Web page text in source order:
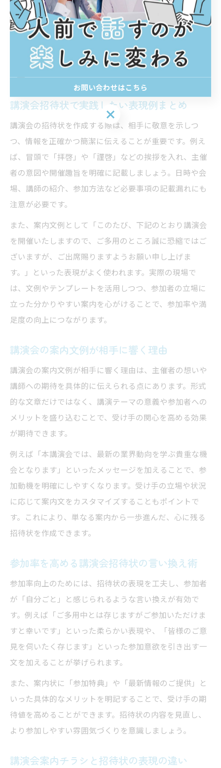
参加率や満足度の向上につながります。
伝わる講演会招待状の表現例に注
目
講演会招待状で実践したい表現例まとめ
講演会の招待状を作成する際は、相手に敬意を示しつ
つ、情報を正確かつ簡潔に伝えることが重要です。例え
ば、冒頭で「拝啓」や「謹啓」などの挨拶を入れ、主催
者の意図や開催趣旨を明確に記載しましょう。日時や会
場、講師の紹介、参加方法など必要事項の記載漏れにも
注意が必要です。
また、案内文例として「このたび、下記のとおり講演会
を開催いたしますので、ご多用のところ誠に恐縮ではご
ざいますが、ご出席賜りますようお願い申し上げま
す。」といった表現がよく使われます。実際の現場で
は、文例やテンプレートを活用しつつ、参加者の立場に
立った分かりやすい案内を心がけることで、参加率や満
足度の向上につながります。
講演会の案内文例が相手に響く理由
講演会の案内文例が相手に響く理由は、主催者の想いや
講師への期待を具体的に伝えられる点にあります。形式
的な文章だけではなく、講演テーマの意義や参加者への
メリットを盛り込むことで、受け手の関心を高める効果
が期待できます。
例えば「本講演会では、最新の業界動向を学ぶ貴重な機
会となります」といったメッセージを加えることで、参
加動機を明確にしやすくなります。受け手の立場や状況
に応じて案内文をカスタマイズすることもポイントで
す。これにより、単なる案内から一歩進んだ、心に残る
招待状を作成できます。
参加率を高める講演会招待状の言い換え術
参加率向上のためには、招待状の表現を工夫し、参加者
が「自分ごと」と感じられるような言い換えが有効で
す。例えば「ご多用中とは存じますがご参加いただけま
すと幸いです」といった柔らかい表現や、「皆様のご意
見を伺いたく存じます」といった参加意欲を引き出す一
文を加えることが挙げられます。
また、案内状に「参加特典」や「最新情報のご提供」と
いった具体的なメリットを明記することで、受け手の期
待値を高めることができます。招待状の内容を見直し、
より参加しやすい雰囲気づくりを意識しましょう。
講演会案内チラシと招待状の表現の違い
お問い合わせはこちら
お問い合わせはこちら